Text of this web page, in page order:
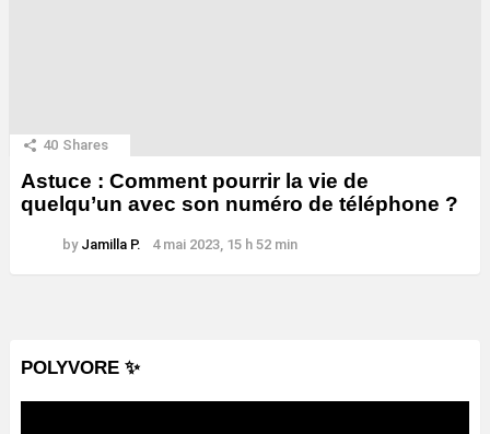
40 Shares
Astuce : Comment pourrir la vie de
quelqu’un avec son numéro de téléphone ?
by Jamilla P. 4 mai 2023, 15 h 52 min
POLYVORE ✨